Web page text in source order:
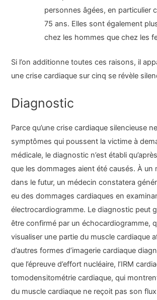
personnes âgées, en particulier
75 ans. Elles sont également
chez les hommes que chez les
Si l’on additionne toutes ces raisons, il
une crise cardiaque sur cinq se révèle
Diagnostic
Parce qu’une crise cardiaque silencieuse
symptômes qui poussent la victime à
médicale, le diagnostic n’est établi
que les dommages aient été causés. À
dans le futur, un médecin constatera
eu des dommages cardiaques en
électrocardiogramme. Le diagnostic peut
être confirmé par un échocardiogramme,
visualiser une partie du muscle cardiaque
d’autres formes d’imagerie cardiaque
que l’épreuve d’effort nucléaire, l’IRM
tomodensitométrie cardiaque, qui
du muscle cardiaque ne reçoit pas son